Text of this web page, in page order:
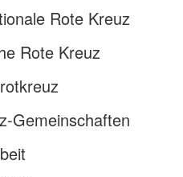
Rote Kreuz
Rote Kreuz
Gemeinschaften